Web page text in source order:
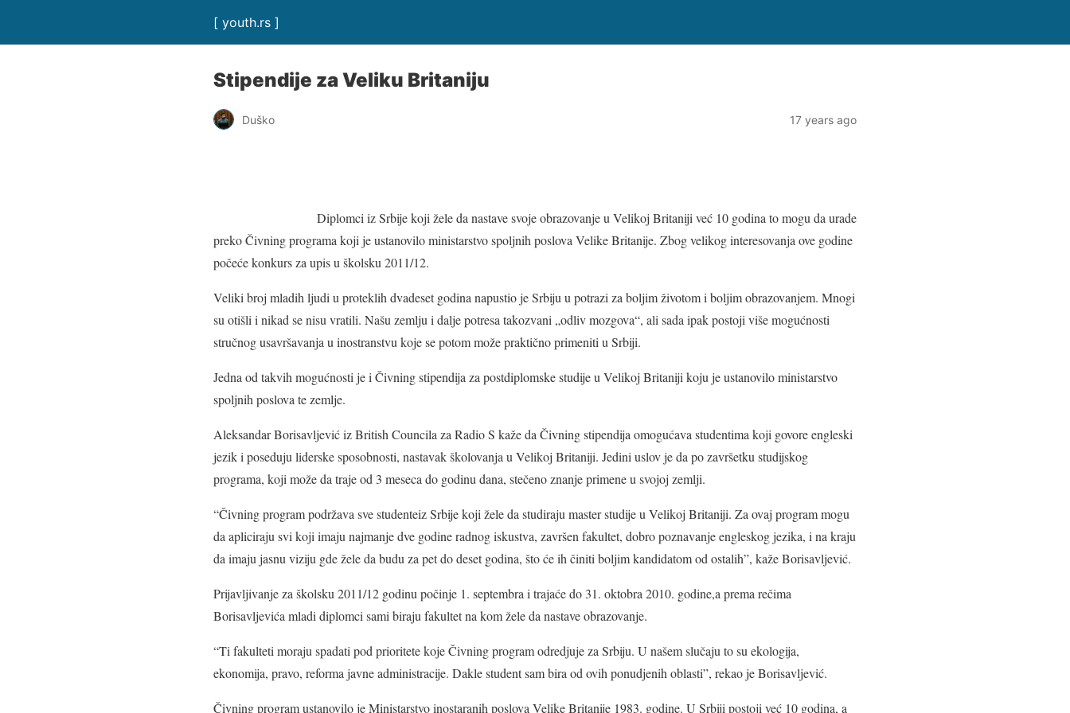
[ youth.rs ]
Stipendije za Veliku Britaniju
Duško 17 years ago
Diplomci iz Srbije koji žele da nastave svoje obrazovanje u Velikoj Britaniji već 10 godina to mogu da urade
preko Čivning programa koji je ustanovilo ministarstvo spoljnih poslova Velike Britanije. Zbog velikog interesovanja ove godine
počeće konkurs za upis u školsku 2011/12.
Veliki broj mladih ljudi u proteklih dvadeset godina napustio je Srbiju u potrazi za boljim životom i boljim obrazovanjem. Mnogi
su otišli i nikad se nisu vratili. Našu zemlju i dalje potresa takozvani „odliv mozgova“, ali sada ipak postoji više mogućnosti
stručnog usavršavanja u inostranstvu koje se potom može praktično primeniti u Srbiji.
Jedna od takvih mogućnosti je i Čivning stipendija za postdiplomske studije u Velikoj Britaniji koju je ustanovilo ministarstvo
spoljnih poslova te zemlje.
Aleksandar Borisavljević iz British Councila za Radio S kaže da Čivning stipendija omogućava studentima koji govore engleski
jezik i poseduju liderske sposobnosti, nastavak školovanja u Velikoj Britaniji. Jedini uslov je da po završetku studijskog
programa, koji može da traje od 3 meseca do godinu dana, stečeno znanje primene u svojoj zemlji.
“Čivning program podržava sve studenteiz Srbije koji žele da studiraju master studije u Velikoj Britaniji. Za ovaj program mogu
da apliciraju svi koji imaju najmanje dve godine radnog iskustva, završen fakultet, dobro poznavanje engleskog jezika, i na kraju
da imaju jasnu viziju gde žele da budu za pet do deset godina, što će ih činiti boljim kandidatom od ostalih”, kaže Borisavljević.
Prijavljivanje za školsku 2011/12 godinu počinje 1. septembra i trajaće do 31. oktobra 2010. godine,a prema rečima
Borisavljevića mladi diplomci sami biraju fakultet na kom žele da nastave obrazovanje.
“Ti fakulteti moraju spadati pod prioritete koje Čivning program odredjuje za Srbiju. U našem slučaju to su ekologija,
ekonomija, pravo, reforma javne administracije. Dakle student sam bira od ovih ponudjenih oblasti”, rekao je Borisavljević.
Čivning program ustanovilo je Ministarstvo inostaranih poslova Velike Britanije 1983. godine. U Srbiji postoji već 10 godina, a